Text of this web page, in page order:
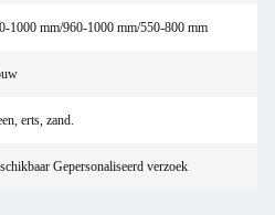
1000 mm/960-1000 mm/550-800 mm
erts, zand.
Gepersonaliseerd verzoek